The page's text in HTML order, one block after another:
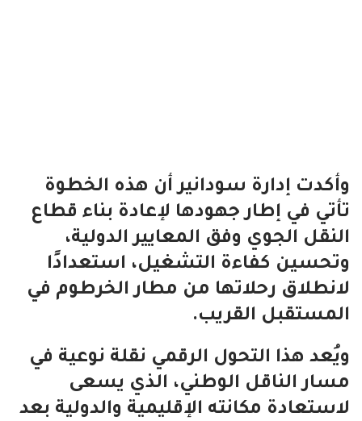
وأكدت إدارة سودانير أن هذه الخطوة
تأتي في إطار جهودها لإعادة بناء قطاع
النقل الجوي وفق المعايير الدولية،
وتحسين كفاءة التشغيل، استعدادًا
لانطلاق رحلاتها من مطار الخرطوم في
المستقبل القريب.
ويُعد هذا التحول الرقمي نقلة نوعية في
مسار الناقل الوطني، الذي يسعى
لاستعادة مكانته الإقليمية والدولية بعد